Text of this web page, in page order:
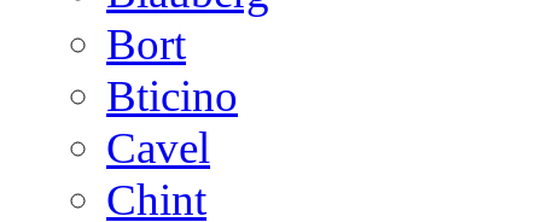
Bort
Bticino
Cavel
Chint